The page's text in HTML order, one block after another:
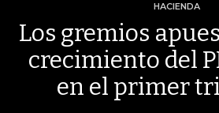
HACIENDA
Los gremios
crecimiento del
en el primer